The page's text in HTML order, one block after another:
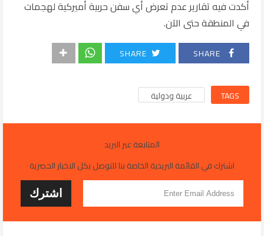
أكدت فيه تقارير عدم تعرض أي سفن حربية أميركية لهجمات
في المنطقة حتى الآن.
SHARE
SHARE
TAGS عربية ودولية
المتابعة عبر البريد
اشترك في القائمة البريدية الخاصة بنا للتوصل بكل الاخبار الحصرية